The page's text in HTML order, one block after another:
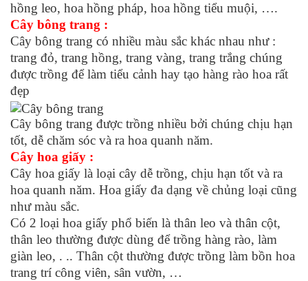
hồng leo, hoa hồng pháp, hoa hồng tiểu muội, ….
Cây bông trang :
Cây bông trang có nhiều màu sắc khác nhau như :
trang đỏ, trang hồng, trang vàng, trang trắng chúng
được trồng để làm tiểu cảnh hay tạo hàng rào hoa rất
đẹp
Cây bông trang được trồng nhiều bởi chúng chịu hạn
tốt, dễ chăm sóc và ra hoa quanh năm.
Cây hoa giấy :
Cây hoa giấy là loại cây dễ trồng, chịu hạn tốt và ra
hoa quanh năm. Hoa giấy đa dạng về chủng loại cũng
như màu sắc.
Có 2 loại hoa giấy phổ biến là thân leo và thân cột,
thân leo thường được dùng để trồng hàng rào, làm
giàn leo, . .. Thân cột thường được trồng làm bồn hoa
trang trí công viên, sân vườn, …